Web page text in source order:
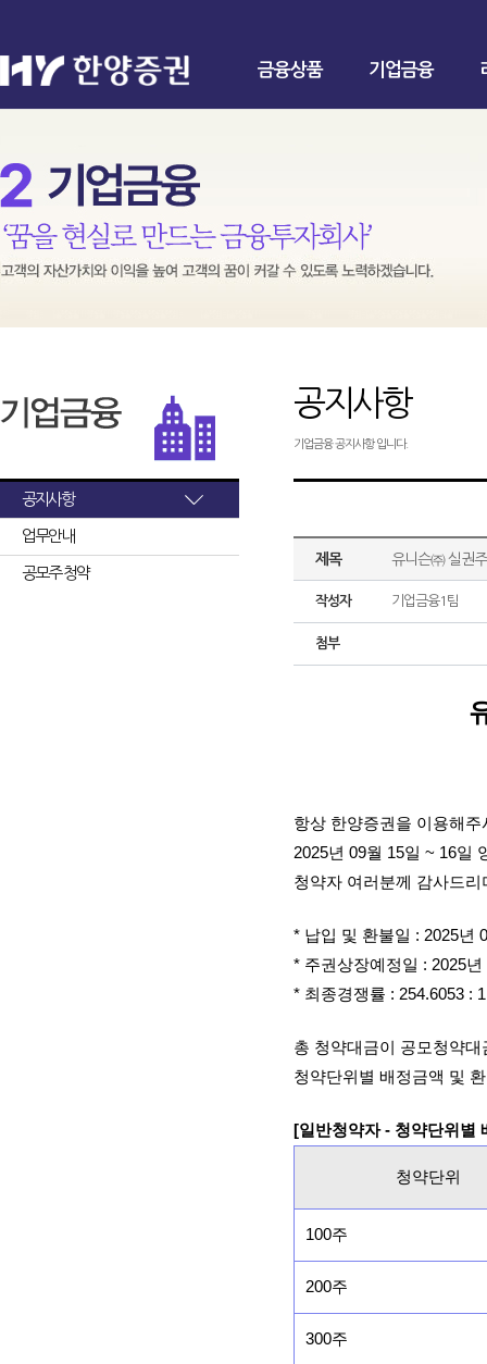
금융상품 기업금융
공지사항
업무안내
공모주 청약
공지사항
기업금융 공지사항 입니다.
제목 유니슨㈜ 실권
작성자 기업금융1팀
첨부
항상 한양증권을 이용해
2025년 09월 15일 ~ 16일
청약자 여러분께 감사드
* 납입 및 환불일 : 2025년
* 주권상장예정일 : 2025
* 최종경쟁률 : 254.6053 :
총 청약대금이 공모청약
청약단위별 배정금액 및
[일반청약자 - 청약단위별
청약단위
100주
200주
300주